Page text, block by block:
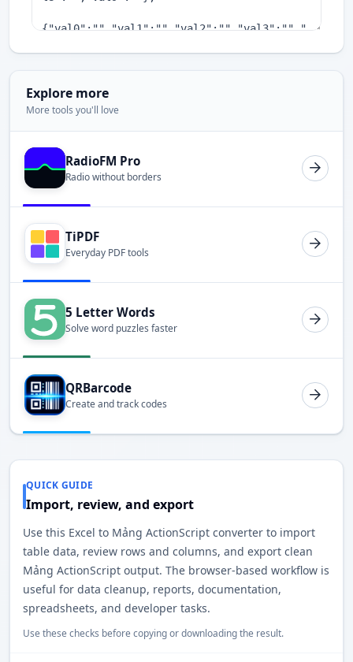
Explore more
More tools you'll love
RadioFM Pro
Radio without borders
TiPDF
Everyday PDF tools
5 Letter Words
Solve word puzzles faster
QRBarcode
Create and track codes
QUICK GUIDE
Import, review, and export
Use this Excel to Mảng ActionScript converter to import
table data, review rows and columns, and export clean
Mảng ActionScript output. The browser-based workflow is
useful for data cleanup, reports, documentation,
spreadsheets, and developer tasks.
Use these checks before copying or downloading the result.